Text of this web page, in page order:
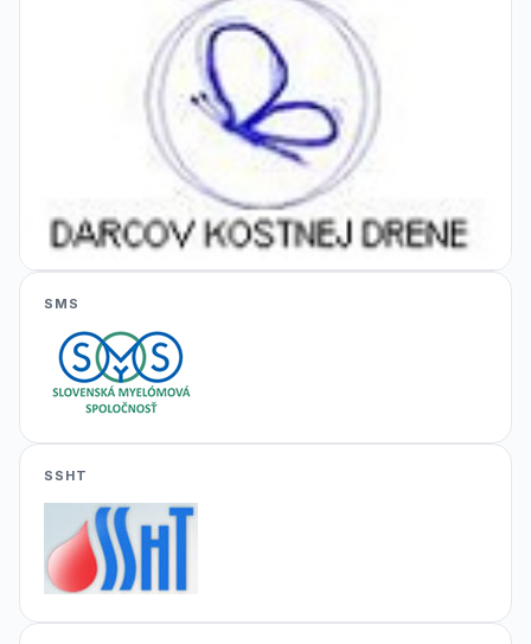
SMS
SSHT